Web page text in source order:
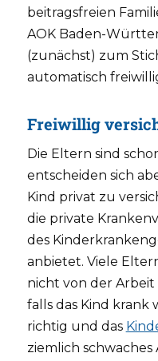
beitragsfreien
AOK Baden-
(zunächst) zum
automatisch
Freiwillig
Die Eltern sind
entscheiden sich
Kind privat zu
die private
des
anbietet. Viele
nicht von der
falls das Kind krank
richtig und das
ziemlich